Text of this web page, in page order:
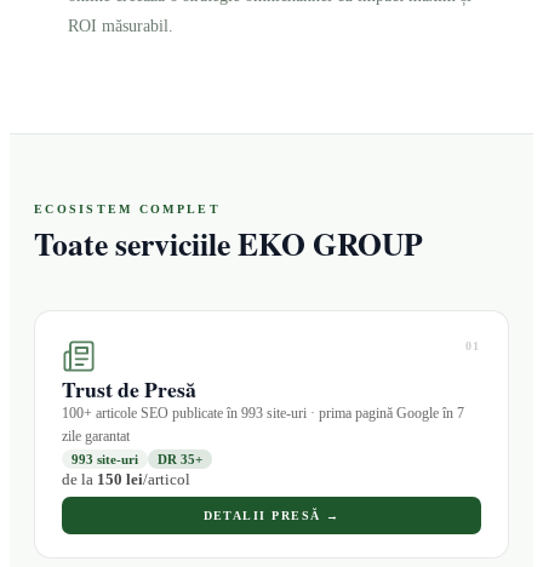
ROI măsurabil.
ECOSISTEM COMPLET
Toate serviciile EKO GROUP
01
Trust de Presă
100+ articole SEO publicate în 993 site-uri · prima pagină Google în 7
zile garantat
993 site-uri DR 35+
de la 150 lei/articol
DETALII PRESĂ →